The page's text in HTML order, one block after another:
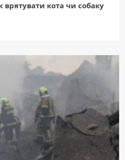
врятувати кота чи собаку